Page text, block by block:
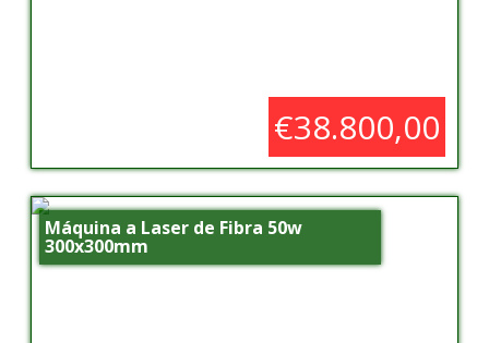
€38.800,00
Máquina a Laser de Fibra 50w
300x300mm